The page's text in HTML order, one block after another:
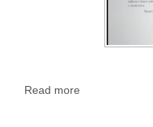
Read more